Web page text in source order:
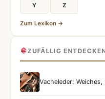
Y Z
Zum Lexikon →
ZUFÄLLIG
Vacheleder: